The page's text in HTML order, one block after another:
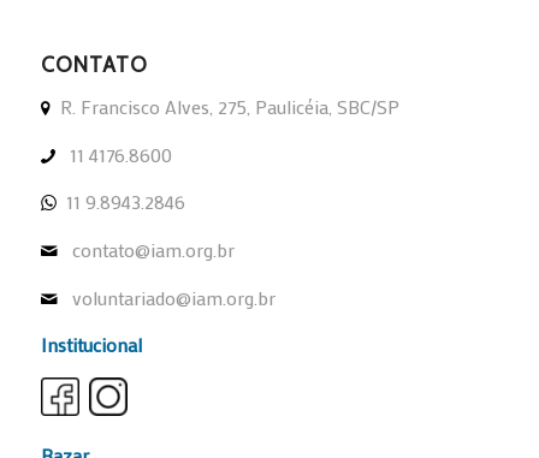
CONTATO
R. Francisco Alves, 275, Paulicéia, SBC/SP
11 4176.8600
11 9.8943.2846
contato@iam.org.br
voluntariado@iam.org.br
Institucional